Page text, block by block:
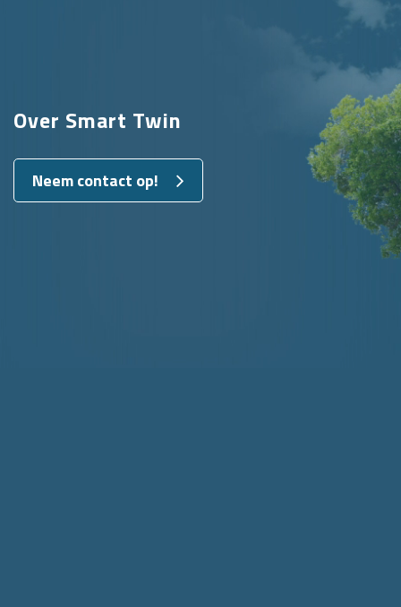
Over Smart Twin
Neem contact op!